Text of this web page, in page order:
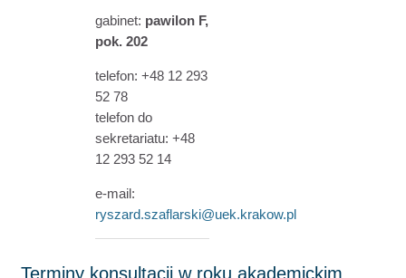
gabinet: pawilon F,
pok. 202
telefon: +48 12 293
52 78
telefon do
sekretariatu: +48
12 293 52 14
e-mail:
ryszard.szaflarski@uek.krakow.pl